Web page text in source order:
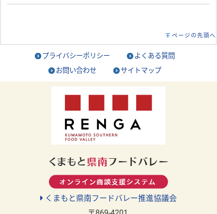
ページの先頭へ
プライバシーポリシー
よくある質問
お問い合わせ
サイトマップ
くまもと県南フードバレー推進協議会